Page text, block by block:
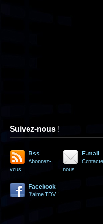
Suivez-nous !
Rss
Abonnez-
vous
E-mail
nous
Facebook
J'aime TDV !